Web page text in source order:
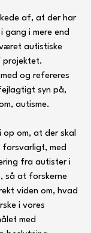
af, at der har
i mere end
autistiske
projektet.
og refereres
syn på,
autisme.
op om, at der skal
forsvarligt, med
fra autister i
så at forskerne
viden om, hvad
i vores
med